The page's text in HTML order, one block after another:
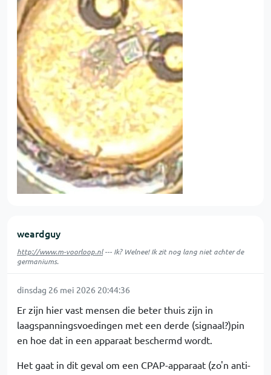
weardguy
http://www.m-voorloop.nl--- Ik? Welnee! Ik zit nog lang niet achter de
germaniums.
dinsdag 26 mei 2026 20:44:36
Er zijn hier vast mensen die beter thuis zijn in
laagspanningsvoedingen met een derde (signaal?)pin
en hoe dat in een apparaat beschermd wordt.
Het gaat in dit geval om een CPAP-apparaat (zo'n anti-